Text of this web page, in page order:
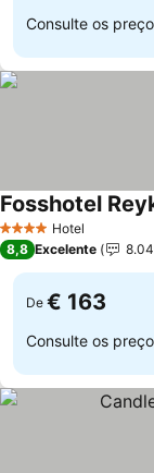
Consulte os
4 EstrelasHotel
Fosshotel
8,8 Excelente
De € 163
Consulte os